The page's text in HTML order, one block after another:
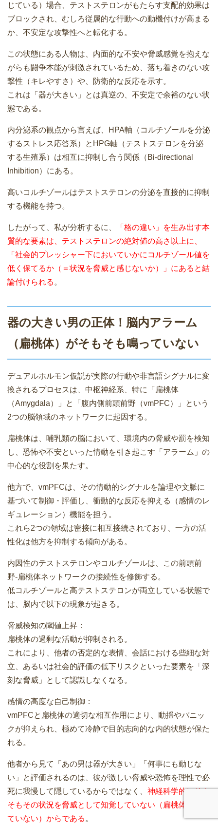
じている）場合、テストステロンがもたらす支配的効果は
ブロックされ、むしろ従属的な行動への動機付けが高まる
か、不安定な攻撃性へと転化する。
この状態にある人物は、内面的な不安や脅威感覚を抱えな
がらも闘争本能が刺激されているため、落ち着きのない攻
撃性（キレやすさ）や、防衛的な反応を示す。
これは「器が大きい」とは真逆の、不安定で余裕のない状
態である。
内分泌系の観点から言えば、HPA軸（コルチゾールを分泌
するストレス応答系）とHPG軸（テストステロンを分泌
する生殖系）は相互に抑制し合う関係（Bi-directional
Inhibition）にある。
高いコルチゾールはテストステロンの分泌を直接的に抑制
する機能を持つ。
したがって、私が分析するに、
「格の違い」を生み出す本
質的な要素は、テストステロンの絶対値の高さ以上に、
「社会的プレッシャー下においていかにコルチゾール値を
低く保てるか（＝状況を脅威と感じないか）」にあると結
論付けられる 。
器の大きい男の正体！脳内アラーム
（扁桃体）がそもそも鳴っていない
デュアルホルモン仮説が実際の行動や非言語シグナルに変
換されるプロセスは、中枢神経系、特に「扁桃体
（Amygdala）」と「腹内側前頭前野（vmPFC）」という
2つの脳領域のネットワークに起因する。
扁桃体は、哺乳類の脳において、環境内の脅威や罰を検知
し、恐怖や不安といった情動を引き起こす「アラーム」の
中心的な役割を果たす。
他方で、vmPFCは、その情動的シグナルを論理や文脈に
基づいて制御・評価し、衝動的な反応を抑える（感情のレ
ギュレーション）機能を担う。
これら2つの領域は密接に相互接続されており、一方の活
性化は他方を抑制する傾向がある。
内因性のテストステロンやコルチゾールは、この前頭前
野-扁桃体ネットワークの接続性を修飾する。
低コルチゾールと高テストステロンが両立している状態で
は、脳内で以下の現象が起きる。
脅威検知の閾値上昇：
扁桃体の過剰な活動が抑制される。
これにより、他者の否定的な表情、会話における些細な対
立、あるいは社会的評価の低下リスクといった要素を「深
刻な脅威」として認識しなくなる。
感情の高度な自己制御：
vmPFCと扁桃体の適切な相互作用により、動揺やパニッ
クが抑えられ、極めて冷静で目的志向的な内的状態が保た
れる。
他者から見て「あの男は器が大きい」「何事にも動じな
い」と評価されるのは、彼が激しい脅威や恐怖を理性で必
死に我慢して隠しているからではなく、 神経科学的にそも
そもその状況を脅威として知覚していない（扁桃体反応し
ていない）からである 。